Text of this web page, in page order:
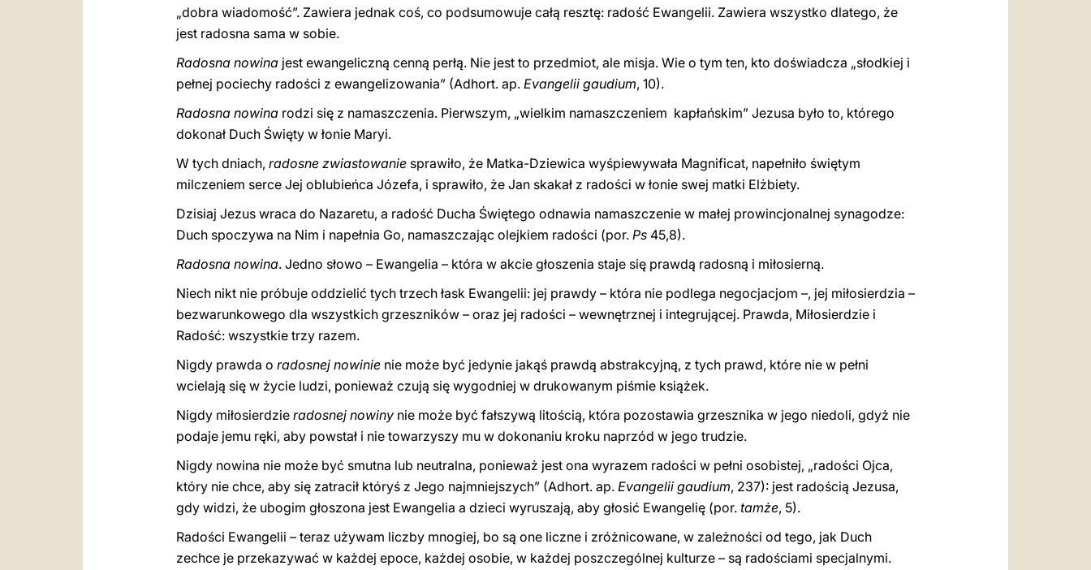
„dobra wiadomość”. Zawiera jednak coś, co podsumowuje całą resztę: radość Ewangelii. Zawiera wszystko dlatego, że
jest radosna sama w sobie.
Radosna nowina jest ewangeliczną cenną perłą. Nie jest to przedmiot, ale misja. Wie o tym ten, kto doświadcza „słodkiej i
pełnej pociechy radości z ewangelizowania” (Adhort. ap. Evangelii gaudium, 10).
Radosna nowina rodzi się z namaszczenia. Pierwszym, „wielkim namaszczeniem kapłańskim” Jezusa było to, którego
dokonał Duch Święty w łonie Maryi.
W tych dniach, radosne zwiastowanie sprawiło, że Matka-Dziewica wyśpiewywała Magnificat, napełniło świętym
milczeniem serce Jej oblubieńca Józefa, i sprawiło, że Jan skakał z radości w łonie swej matki Elżbiety.
Dzisiaj Jezus wraca do Nazaretu, a radość Ducha Świętego odnawia namaszczenie w małej prowincjonalnej synagodze:
Duch spoczywa na Nim i napełnia Go, namaszczając olejkiem radości (por. Ps 45,8).
Radosna nowina. Jedno słowo – Ewangelia – która w akcie głoszenia staje się prawdą radosną i miłosierną.
Niech nikt nie próbuje oddzielić tych trzech łask Ewangelii: jej prawdy – która nie podlega negocjacjom –, jej miłosierdzia –
bezwarunkowego dla wszystkich grzeszników – oraz jej radości – wewnętrznej i integrującej. Prawda, Miłosierdzie i
Radość: wszystkie trzy razem.
Nigdy prawda o radosnej nowinie nie może być jedynie jakąś prawdą abstrakcyjną, z tych prawd, które nie w pełni
wcielają się w życie ludzi, ponieważ czują się wygodniej w drukowanym piśmie książek.
Nigdy miłosierdzie radosnej nowiny nie może być fałszywą litością, która pozostawia grzesznika w jego niedoli, gdyż nie
podaje jemu ręki, aby powstał i nie towarzyszy mu w dokonaniu kroku naprzód w jego trudzie.
Nigdy nowina nie może być smutna lub neutralna, ponieważ jest ona wyrazem radości w pełni osobistej, „radości Ojca,
który nie chce, aby się zatracił któryś z Jego najmniejszych” (Adhort. ap. Evangelii gaudium, 237): jest radością Jezusa,
gdy widzi, że ubogim głoszona jest Ewangelia a dzieci wyruszają, aby głosić Ewangelię (por. tamże, 5).
Radości Ewangelii – teraz używam liczby mnogiej, bo są one liczne i zróżnicowane, w zależności od tego, jak Duch
zechce je przekazywać w każdej epoce, każdej osobie, w każdej poszczególnej kulturze – są radościami specjalnymi.